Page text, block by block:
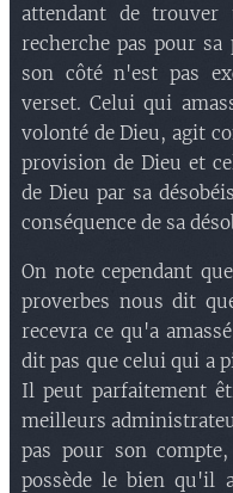
attendant de
recherche pas pour
son côté n'est pas
verset. Celui qui
volonté de Dieu, agit
provision de Dieu et
de Dieu par sa
conséquence de sa
On note cependant
proverbes nous dit
recevra ce qu'a
dit pas que celui qui a
Il peut parfaitement
meilleurs
pas pour son
possède le bien qu'il